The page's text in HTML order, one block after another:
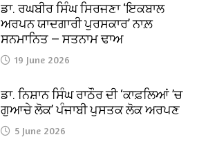
ਡਾ. ਰਘਬੀਰ ਸਿੰਘ ਸਿਰਜਣਾ ‘ਇਕਬਾਲ
ਅਰਪਨ ਯਾਦਗਾਰੀ ਪੁਰਸਕਾਰ’ ਨਾਲ਼
ਸਨਮਾਨਿਤ — ਸਤਨਾਮ ਢਾਅ
19 June 2026
ਡਾ. ਨਿਸ਼ਾਨ ਸਿੰਘ ਰਾਠੌਰ ਦੀ ‘ਕਾਫ਼ਲਿਆਂ ’ਚ
ਗੁਆਚੇ ਲੋਕ’ ਪੰਜਾਬੀ ਪੁਸਤਕ ਲੋਕ ਅਰਪਣ
5 June 2026